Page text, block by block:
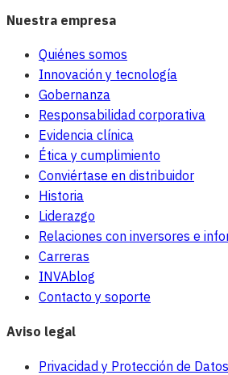
Nuestra empresa
Quiénes somos
Innovación y tecnología
Gobernanza
Responsabilidad corporativa
Evidencia clínica
Ética y cumplimiento
Conviértase en distribuidor
Historia
Liderazgo
Relaciones con inversores e
Carreras
INVAblog
Contacto y soporte
Aviso legal
Privacidad y Protección de Datos